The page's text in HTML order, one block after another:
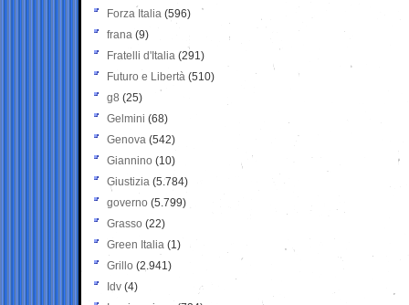
Forza Italia (596)
frana (9)
Fratelli d'Italia (291)
Futuro e Libertà (510)
g8 (25)
Gelmini (68)
Genova (542)
Giannino (10)
Giustizia (5.784)
governo (5.799)
Grasso (22)
Green Italia (1)
Grillo (2.941)
Idv (4)